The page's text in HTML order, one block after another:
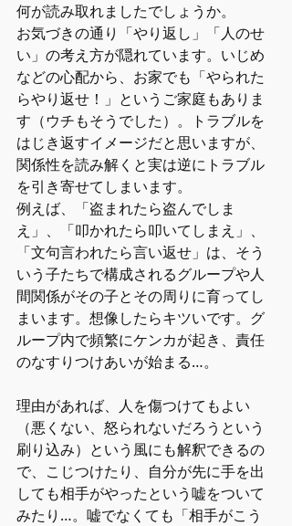
何が読み取れましたでしょうか。
お気づきの通り「やり返し」「人のせ
い」の考え方が隠れています。いじめ
などの心配から、お家でも「やられた
らやり返せ！」というご家庭もありま
す（ウチもそうでした）。トラブルを
はじき返すイメージだと思いますが、
関係性を読み解くと実は逆にトラブル
を引き寄せてしまいます。
例えば、「盗まれたら盗んでしま
え」、「叩かれたら叩いてしまえ」、
「文句言われたら言い返せ」は、そう
いう子たちで構成されるグループや人
間関係がその子とその周りに育ってし
まいます。想像したらキツいです。グ
ループ内で頻繁にケンカが起き、責任
のなすりつけあいが始まる…。
理由があれば、人を傷つけてもよい
（悪くない、怒られないだろうという
刷り込み）という風にも解釈できるの
で、こじつけたり、自分が先に手を出
しても相手がやったという嘘をついて
みたり…。嘘でなくても「相手がこう